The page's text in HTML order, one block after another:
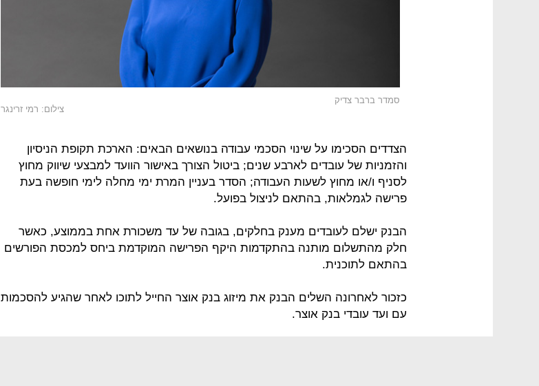
סמדר ברבר צדיק
צילום: רמי זרינגר
הצדדים הסכימו על שינוי הסכמי עבודה בנושאים הבאים: הארכת תקופת הניסיון
והזמניות של עובדים לארבע שנים; ביטול הצורך באישור הוועד למבצעי שיווק מחוץ
לסניף ו/או מחוץ לשעות העבודה; הסדר בעניין המרת ימי מחלה לימי חופשה בעת
פרישה לגמלאות, בהתאם לניצול בפועל.
הבנק ישלם לעובדים מענק בחלקים, בגובה של עד משכורת אחת בממוצע, כאשר
חלק מהתשלום מותנה בהתקדמות היקף הפרישה המוקדמת ביחס למכסת הפורשים
בהתאם לתוכנית.
כזכור לאחרונה השלים הבנק את מיזוג בנק אוצר החייל לתוכו לאחר שהגיע להסכמות
עם ועד עובדי בנק אוצר.